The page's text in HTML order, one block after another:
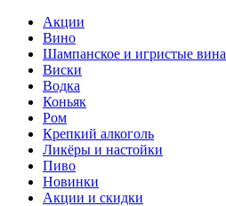
Акции
Вино
Шампанское и игристые вина
Виски
Водка
Коньяк
Ром
Крепкий алкоголь
Ликёры и настойки
Пиво
Новинки
Акции и скидки